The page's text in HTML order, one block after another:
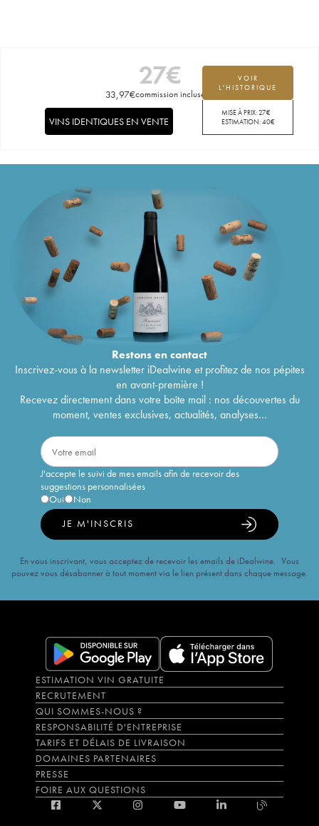
27€
33,97€commission incluse
VOIR
L'HISTORIQUE
MISE À PRIX:27€
ESTIMATION:40€
VINS IDENTIQUES EN VENTE
Restons encontact
Inscrivez-vous à la newsletter iDealwine et profitez de nos pépites
en avant-première !
Recevez directement dans votre boîte mail : nos découvertes du
moment, ventes exclusives, actualités, analyses...
J'accepte le suivi de mes emails afin de recevoir des
suggestions personnalisées
Oui
Non
JE M'INSCRIS
En vous inscrivant, vous acceptez de recevoir les emails de iDealwine. Vous
pouvez vous désabonner à tout moment via le lien présent dans chaque message.
ESTIMATION VIN GRATUITE
RECRUTEMENT
QUI SOMMES-NOUS ?
RESPONSABILITÉ D'ENTREPRISE
TARIFS ET DÉLAIS DE LIVRAISON
DOMAINES PARTENAIRES
PRESSE
FOIRE AUX QUESTIONS